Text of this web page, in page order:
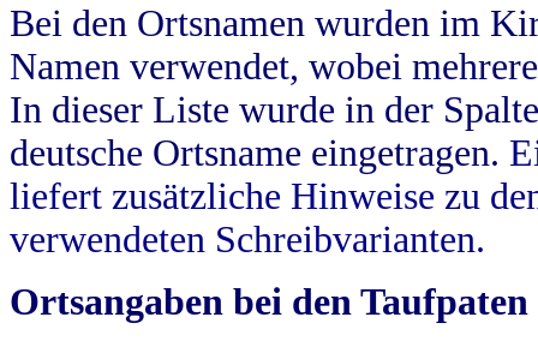
Bei den Ortsnamen wurden im
Namen verwendet, wobei
In dieser Liste wurde in der
deutsche Ortsname eingetragen.
liefert zusätzliche Hinweise zu
verwendeten Schreibvarianten.
Ortsangaben bei den Taufpaten